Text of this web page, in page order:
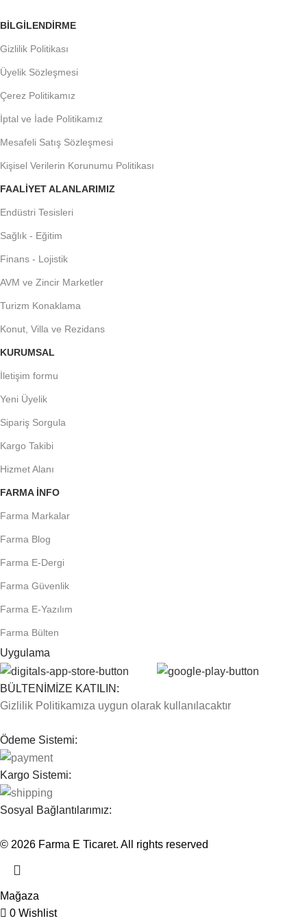
BILGILENDIRME
Gizlilik Politikası
Üyelik Sözleşmesi
Çerez Politikamız
İptal ve İade Politikamız
Mesafeli Satış Sözleşmesi
Kişisel Verilerin Korunumu Politikası
FAALIYET ALANLARIMIZ
Endüstri Tesisleri
Sağlık - Eğitim
Finans - Lojistik
AVM ve Zincir Marketler
Turizm Konaklama
Konut, Villa ve Rezidans
KURUMSAL
İletişim formu
Yeni Üyelik
Sipariş Sorgula
Kargo Takibi
Hizmet Alanı
FARMA INFO
Farma Markalar
Farma Blog
Farma E-Dergi
Farma Güvenlik
Farma E-Yazılım
Farma Bülten
Uygulama
BÜLTENİMİZE KATILIN:
Gizlilik Politikamıza uygun olarak kullanılacaktır
Ödeme Sistemi:
Kargo Sistemi:
Sosyal Bağlantılarımız:
© 2026 Farma E Ticaret. All rights reserved
Mağaza
0 Wishlist